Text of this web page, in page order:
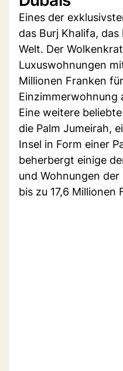
Eines der
das Burj Khalifa,
Welt. Der
Luxuswohnungen
Millionen Franken
Einzimmerwohnung
Eine weitere
die Palm Jumeirah,
Insel in Form einer
beherbergt einige
und Wohnungen
bis zu 17,6 Millionen